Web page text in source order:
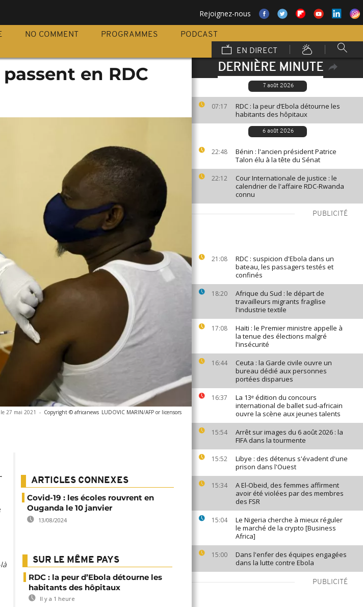
Rejoignez-nous
NO COMMENT PROGRAMMES
PODCAST
EN DIRECT
DERNIÈRE MINUTE
7 août 2026
07:17
RDC : la peur d’Ebola détourne les
habitants des hôpitaux
6 août 2026
22:48
Bénin : l'ancien président Patrice
Talon élu à la tête du Sénat
22:12
Cour Internationale de justice : le
calendrier de l'affaire RDC-Rwanda
connu
PUBLICITÉ
21:08
RDC : suspicion d'Ebola dans un
bateau, les passagers testés et
confinés
18:20
Afrique du Sud : le départ de
travailleurs migrants fragilise
l'industrie textile
17:08
Haïti : le Premier ministre appelle à
la tenue des élections malgré
l'insécurité
16:44
Ceuta : la Garde civile ouvre un
bureau dédié aux personnes
portées disparues
16:37
La 13ᵉ édition du concours
international de ballet sud-africain
ouvre la scène aux jeunes talents
15:54
Arrêt sur images du 6 août 2026 : la
FIFA dans la tourmente
15:52
Libye : des détenus s'évadent d'une
prison dans l'Ouest
15:34
A El-Obeid, des femmes affirment
avoir été violées par des membres
des FSR
15:04
Le Nigeria cherche à mieux réguler
le marché de la crypto [Business
Africa]
15:00
Dans l'enfer des équipes engagées
dans la lutte contre Ebola
PUBLICITÉ
en RDC
27 mai 2021 - Copyright © africanews LUDOVIC MARIN/AFP or licensors
ARTICLES CONNEXES
Covid-19 : les écoles rouvrent en
Ouganda le 10 janvier
13/08/2024
SUR LE MÊME PAYS
RDC : la peur d’Ebola détourne les
habitants des hôpitaux
Il y a 1 heure